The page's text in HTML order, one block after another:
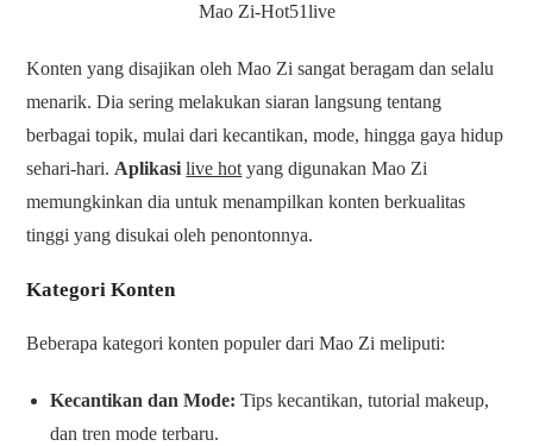
Mao Zi-Hot51live
Konten yang disajikan oleh Mao Zi sangat beragam dan selalu
menarik. Dia sering melakukan siaran langsung tentang
berbagai topik, mulai dari kecantikan, mode, hingga gaya hidup
sehari-hari. Aplikasilive hot yang digunakan Mao Zi
memungkinkan dia untuk menampilkan konten berkualitas
tinggi yang disukai oleh penontonnya.
Kategori Konten
Beberapa kategori konten populer dari Mao Zi meliputi:
Kecantikan dan Mode: Tips kecantikan, tutorial makeup,
dan tren mode terbaru.